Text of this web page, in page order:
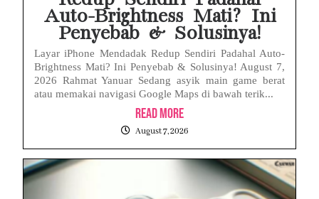
Auto-Brightness Mati? Ini
Penyebab & Solusinya!
Layar iPhone Mendadak Redup Sendiri Padahal Auto-
Brightness Mati? Ini Penyebab & Solusinya! August 7,
2026 Rahmat Yanuar Sedang asyik main game berat
atau memakai navigasi Google Maps di bawah terik...
Read More
August 7, 2026